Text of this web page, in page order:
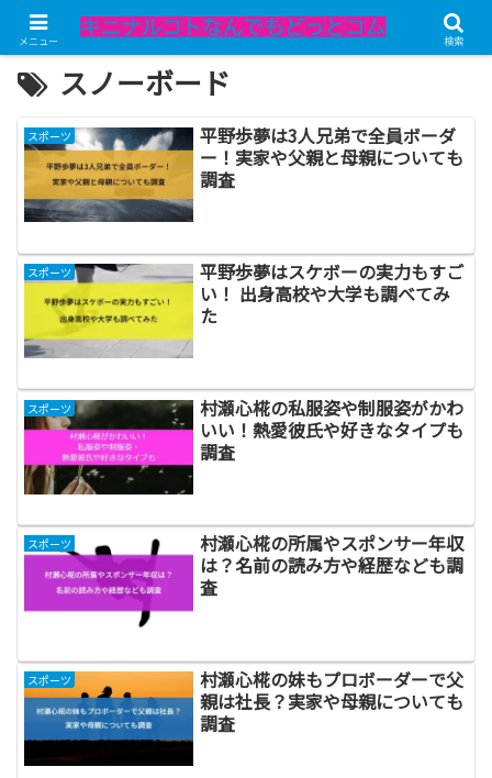
スノーボード
スポーツ
平野歩夢は3人兄弟で全員ボーダ
ー！実家や父親と母親についても
調査
スポーツ
平野歩夢はスケボーの実力もすご
い！ 出身高校や大学も調べてみ
た
スポーツ
村瀬心椛の私服姿や制服姿がかわ
いい！熱愛彼氏や好きなタイプも
調査
スポーツ
村瀬心椛の所属やスポンサー年収
は？名前の読み方や経歴なども調
査
スポーツ
村瀬心椛の妹もプロボーダーで父
親は社長？実家や母親についても
調査
メニュー 検索